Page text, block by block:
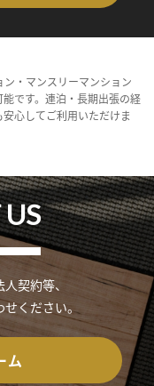
・マンスリーマンション
です。連泊・長期出張の経
心してご利用いただけま
契約等、
ください。
ム